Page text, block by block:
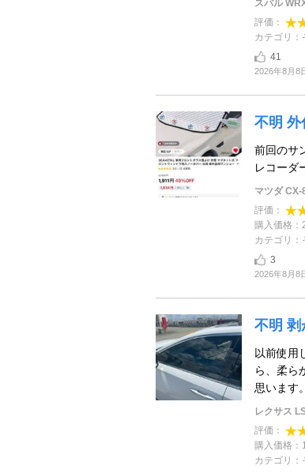
スバル
評価：
カテゴリ：
41
2026年8月8
不明 外
前回のサ
レコーダ
マツダ CX-
評価：
購入価格：
カテゴリ：
3
2026年8月8
不明 剥
以前使用
ら、柔ら
思います。
レクサス
評価：
購入価格：
カテゴリ：